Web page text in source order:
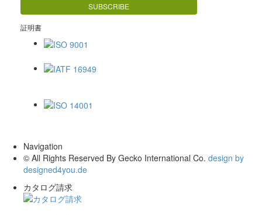
証明書
Navigation
© All Rights Reserved By Gecko International Co. design by
designed4you.de
カタログ請求